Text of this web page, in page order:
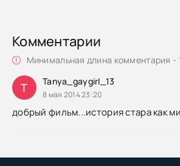
Комментарии
Минимальная длина комментария -
T Tanya_gaygirl_13
8 мая 2014 23:20
добрый фильм...история стара как